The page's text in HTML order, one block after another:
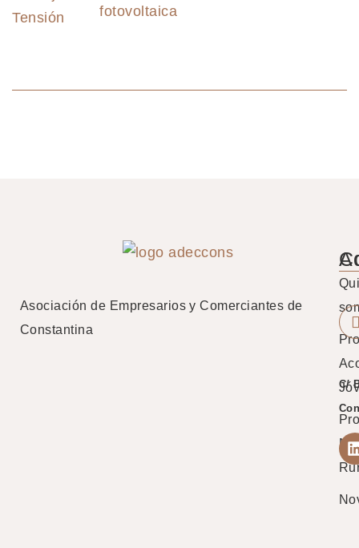
fotovoltaica
Asociación de Empresarios y Comerciantes de
Constantina
C/